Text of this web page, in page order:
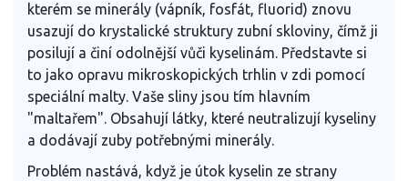
kterém se minerály (vápník, fosfát, fluorid) znovu
usazují do krystalické struktury zubní skloviny, čímž ji
posilují a činí odolnější vůči kyselinám. Představte si
to jako opravu mikroskopických trhlin v zdi pomocí
speciální malty. Vaše sliny jsou tím hlavním
"maltařem". Obsahují látky, které neutralizují kyseliny
a dodávají zuby potřebnými minerály.
Problém nastává, když je útok kyselin ze strany